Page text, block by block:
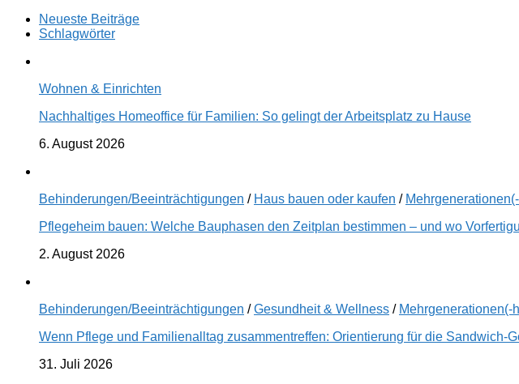
Neueste Beiträge
Schlagwörter
Wohnen & Einrichten
Nachhaltiges Homeoffice für Familien: So gelingt der Arbeitsplatz zu Hause
6. August 2026
Behinderungen/Beeinträchtigungen / Haus bauen oder kaufen /
Pflegeheim bauen: Welche Bauphasen den Zeitplan bestimmen – und wo
2. August 2026
Behinderungen/Beeinträchtigungen /Gesundheit & Wellness / Mehrgenerationen(-
Wenn Pflege und Familienalltag zusammentreffen: Orientierung für die Sandwich-
31. Juli 2026